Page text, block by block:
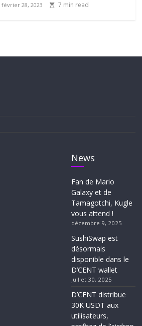
février 28, 2023 7 min read
News
Fan de Mario
Galaxy et de
Tamagotchi, Kugle
vous attend !
décembre 9, 2025
SushiSwap est
désormais
disponible dans le
D’CENT wallet
juillet 30, 2025
D’CENT distribue
30K USDT aux
utilisateurs,